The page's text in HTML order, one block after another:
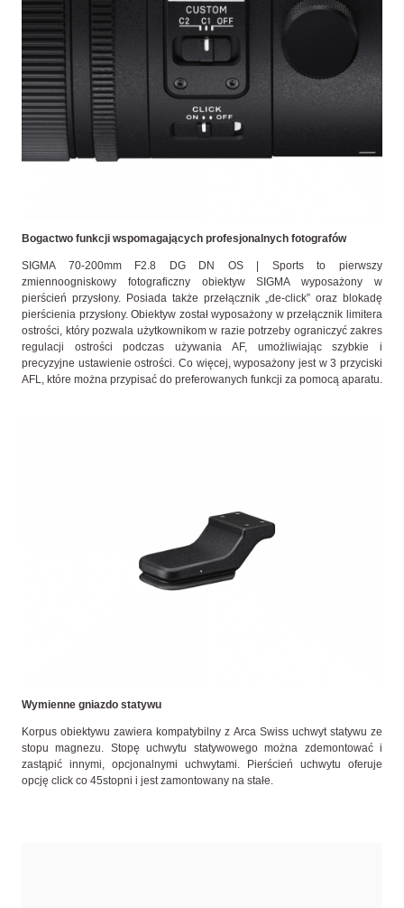
Bogactwo funkcji wspomagających profesjonalnych fotografów
SIGMA 70-200mm F2.8 DG DN OS | Sports to pierwszy
zmiennoogniskowy fotograficzny obiektyw SIGMA wyposażony w
pierścień przysłony. Posiada także przełącznik „de-click” oraz blokadę
pierścienia przysłony. Obiektyw został wyposażony w przełącznik limitera
ostrości, który pozwala użytkownikom w razie potrzeby ograniczyć zakres
regulacji ostrości podczas używania AF, umożliwiając szybkie i
precyzyjne ustawienie ostrości. Co więcej, wyposażony jest w 3 przyciski
AFL, które można przypisać do preferowanych funkcji za pomocą aparatu.
Wymienne gniazdo statywu
Korpus obiektywu zawiera kompatybilny z Arca Swiss uchwyt statywu ze
stopu magnezu. Stopę uchwytu statywowego można zdemontować i
zastąpić innymi, opcjonalnymi uchwytami. Pierścień uchwytu oferuje
opcję click co 45stopni i jest zamontowany na stałe.